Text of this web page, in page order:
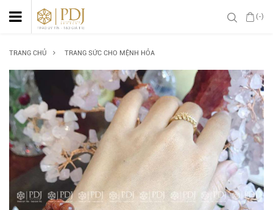
(-)
TRANG CHỦ TRANG SỨC CHO MỆNH HỎA